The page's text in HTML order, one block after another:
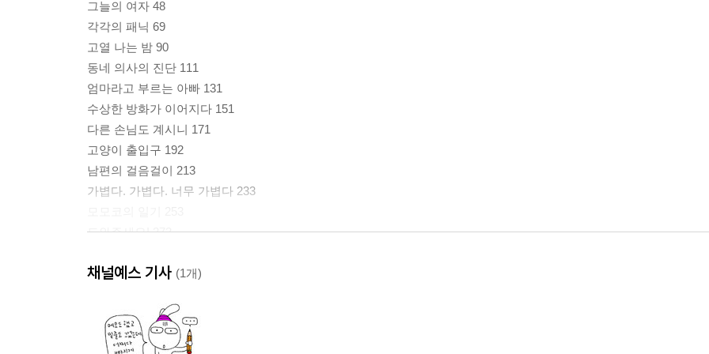
그늘의 여자 48
각각의 패닉 69
고열 나는 밤 90
동네 의사의 진단 111
엄마라고 부르는 아빠 131
수상한 방화가 이어지다 151
다른 손님도 계시니 171
고양이 출입구 192
남편의 걸음걸이 213
가볍다. 가볍다. 너무 가볍다 233
도와주세요! 273
저, 들었어요 313
경찰 부를 거야! 354
나쁜 것은 나 374
채널예스 기사 (1개)